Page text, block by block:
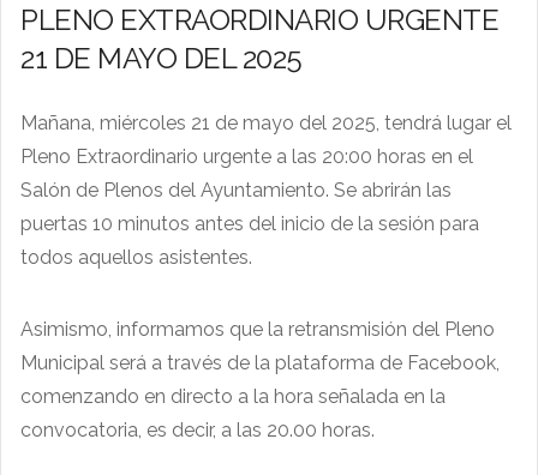
PLENO EXTRAORDINARIO URGENTE
21 DE MAYO DEL 2025
Mañana, miércoles 21 de mayo del 2025, tendrá lugar el
Pleno Extraordinario urgente a las 20:00 horas en el
Salón de Plenos del Ayuntamiento. Se abrirán las
puertas 10 minutos antes del inicio de la sesión para
todos aquellos asistentes.
Asimismo, informamos que la retransmisión del Pleno
Municipal será a través de la plataforma de Facebook,
comenzando en directo a la hora señalada en la
convocatoria, es decir, a las 20.00 horas.